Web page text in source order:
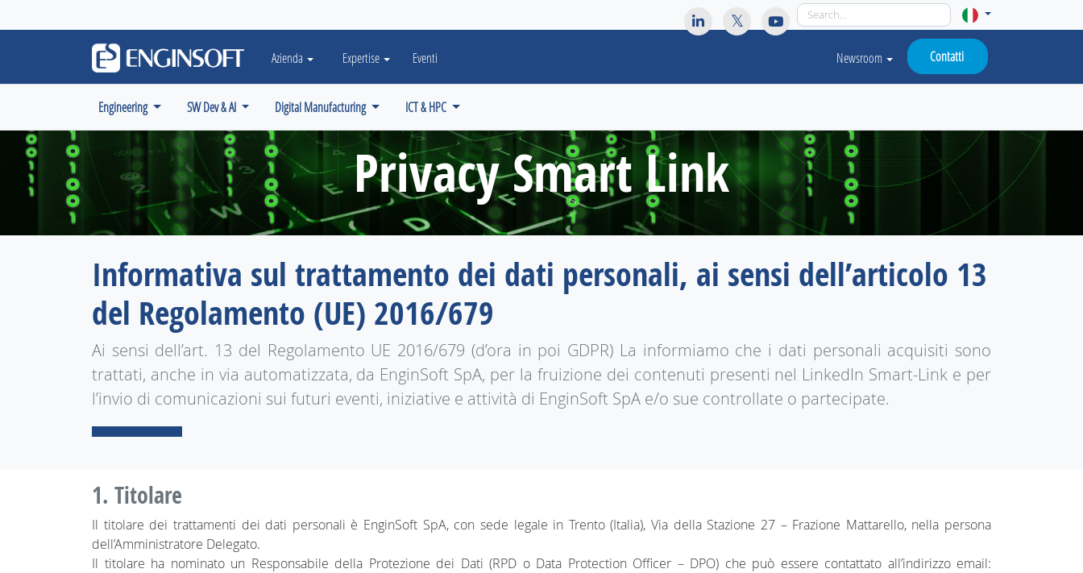
Azienda Expertise Eventi Newsroom Contatti
Engineering SW Dev & AI Digital Manufacturing ICT & HPC
Privacy Smart Link
Informativa sul trattamento dei dati personali, ai sensi dell’articolo 13
del Regolamento (UE) 2016/679
Ai sensi dell’art. 13 del Regolamento UE 2016/679 (d’ora in poi GDPR) La informiamo che i dati personali acquisiti sono
trattati, anche in via automatizzata, da EnginSoft SpA, per la fruizione dei contenuti presenti nel LinkedIn Smart-Link e per
l’invio di comunicazioni sui futuri eventi, iniziative e attività di EnginSoft SpA e/o sue controllate o partecipate.
1. Titolare
Il titolare dei trattamenti dei dati personali è EnginSoft SpA, con sede legale in Trento (Italia), Via della Stazione 27 – Frazione Mattarello, nella persona
dell’Amministratore Delegato.
Il titolare ha nominato un Responsabile della Protezione dei Dati (RPD o Data Protection Officer – DPO) che può essere contattato all’indirizzo email:
May we use cookies to track your activities? We take your privacy very seriously. Please see our privacy policy for details and any questions. No